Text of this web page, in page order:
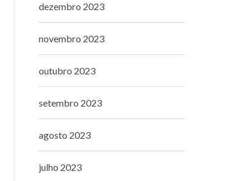
dezembro 2023
novembro 2023
outubro 2023
setembro 2023
agosto 2023
julho 2023